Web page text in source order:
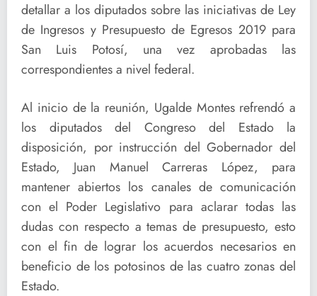
detallar a los diputados sobre las iniciativas de Ley
de Ingresos y Presupuesto de Egresos 2019 para
San Luis Potosí, una vez aprobadas las
correspondientes a nivel federal.
Al inicio de la reunión, Ugalde Montes refrendó a
los diputados del Congreso del Estado la
disposición, por instrucción del Gobernador del
Estado, Juan Manuel Carreras López, para
mantener abiertos los canales de comunicación
con el Poder Legislativo para aclarar todas las
dudas con respecto a temas de presupuesto, esto
con el fin de lograr los acuerdos necesarios en
beneficio de los potosinos de las cuatro zonas del
Estado.